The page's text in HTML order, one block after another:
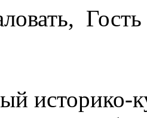
Гость
историко-